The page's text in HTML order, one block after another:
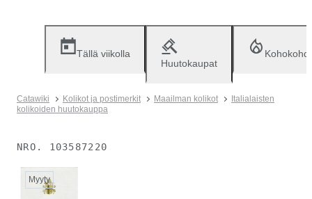
Tällä viikolla
Huutokaupat
Catawiki Kolikot ja postimerkit Maailman kolikot
Italialaisten
kolikoiden huutokauppa
NRO. 103587220
Myyty